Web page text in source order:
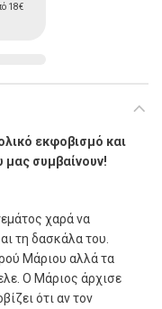
18€
εκφοβισμό και
μας συμβαίνουν!
χαρά να
τη δασκάλα του.
Μάριου αλλά τα
Ο Μάριος άρχισε
ότι αν τον